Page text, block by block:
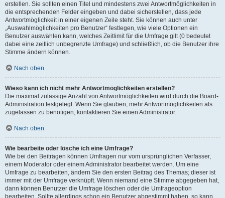
erstellen. Sie sollten einen Titel und mindestens zwei Antwortmöglichkeiten in
die entsprechenden Felder eingeben und dabei sicherstellen, dass jede
Antwortmöglichkeit in einer eigenen Zeile steht. Sie können auch unter
„Auswahlmöglichkeiten pro Benutzer“ festlegen, wie viele Optionen ein
Benutzer auswählen kann, welches Zeitlimit für die Umfrage gilt (0 bedeutet
dabei eine zeitlich unbegrenzte Umfrage) und schließlich, ob die Benutzer ihre
Stimme ändern können.
Nach oben
Wieso kann ich nicht mehr Antwortmöglichkeiten erstellen?
Die maximal zulässige Anzahl von Antwortmöglichkeiten wird durch die Board-
Administration festgelegt. Wenn Sie glauben, mehr Antwortmöglichkeiten als
zugelassen zu benötigen, kontaktieren Sie einen Administrator.
Nach oben
Wie bearbeite oder lösche ich eine Umfrage?
Wie bei den Beiträgen können Umfragen nur vom ursprünglichen Verfasser,
einem Moderator oder einem Administrator bearbeitet werden. Um eine
Umfrage zu bearbeiten, ändern Sie den ersten Beitrag des Themas; dieser ist
immer mit der Umfrage verknüpft. Wenn niemand eine Stimme abgegeben hat,
dann können Benutzer die Umfrage löschen oder die Umfrageoption
bearbeiten. Sollte allerdings schon ein Benutzer abgestimmt haben, so kann